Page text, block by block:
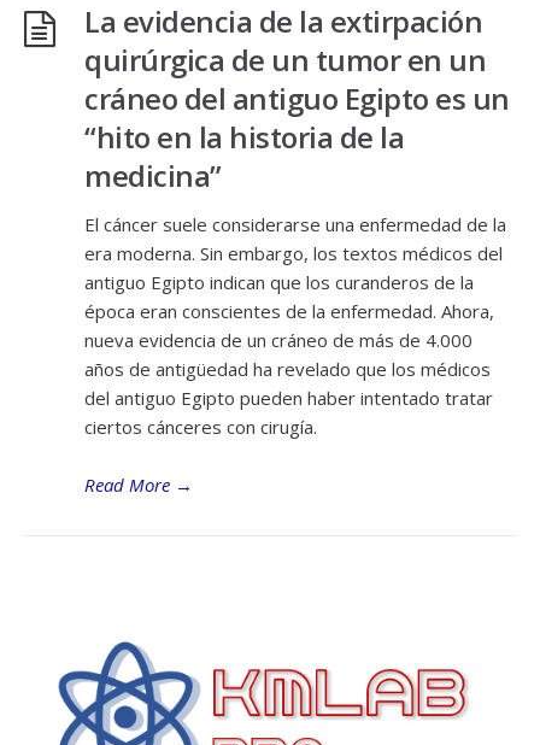
La evidencia de la extirpación
quirúrgica de un tumor en un
cráneo del antiguo Egipto es un
“hito en la historia de la
medicina”
El cáncer suele considerarse una enfermedad de la
era moderna. Sin embargo, los textos médicos del
antiguo Egipto indican que los curanderos de la
época eran conscientes de la enfermedad. Ahora,
nueva evidencia de un cráneo de más de 4.000
años de antigüedad ha revelado que los médicos
del antiguo Egipto pueden haber intentado tratar
ciertos cánceres con cirugía.
Read More →